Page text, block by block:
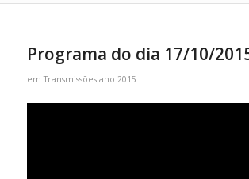
Programa do dia 17/10/
emTransmissões ano 2015